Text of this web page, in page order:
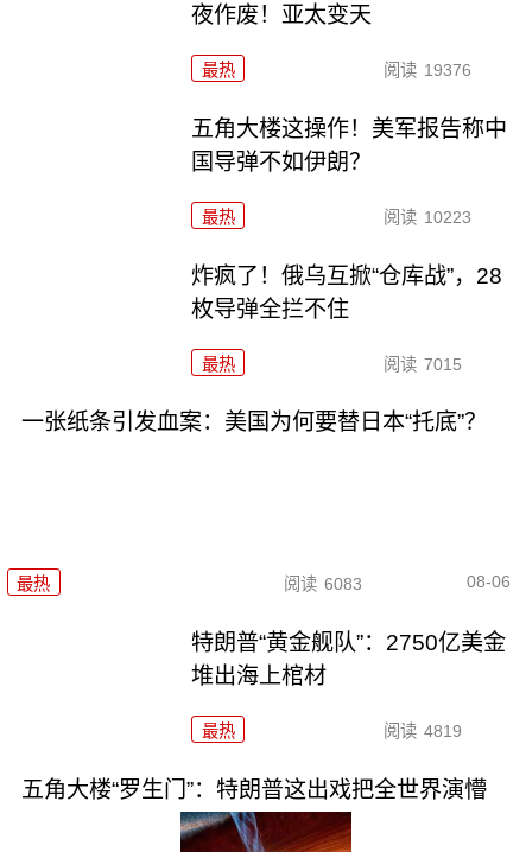
夜作废！亚太变天
最热 阅读 19376
五角大楼这操作！美军报告称中
国导弹不如伊朗？
最热 阅读 10223
炸疯了！俄乌互掀“仓库战”，28
枚导弹全拦不住
最热 阅读 7015
一张纸条引发血案：美国为何要替日本“托底”？
最热 阅读 6083 08-06
特朗普“黄金舰队”：2750亿美金
堆出海上棺材
最热 阅读 4819
五角大楼“罗生门”：特朗普这出戏把全世界演懵